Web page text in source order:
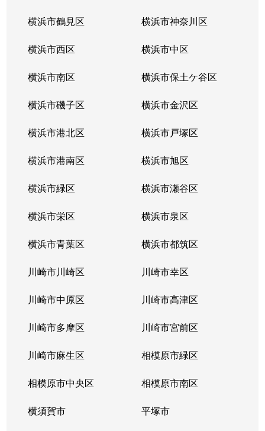
横浜市鶴見区 横浜市神奈川区
横浜市西区 横浜市中区
横浜市南区 横浜市保土ケ谷区
横浜市磯子区 横浜市金沢区
横浜市港北区 横浜市戸塚区
横浜市港南区 横浜市旭区
横浜市緑区 横浜市瀬谷区
横浜市栄区 横浜市泉区
横浜市青葉区 横浜市都筑区
川崎市川崎区 川崎市幸区
川崎市中原区 川崎市高津区
川崎市多摩区 川崎市宮前区
川崎市麻生区 相模原市緑区
相模原市中央区 相模原市南区
横須賀市 平塚市